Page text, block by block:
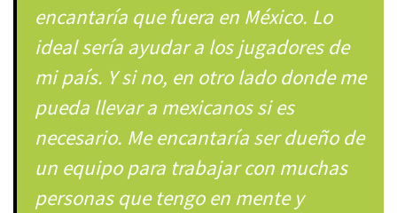
encantaría que fuera en México. Lo
ideal sería ayudar a los jugadores de
mi país. Y si no, en otro lado donde me
pueda llevar a mexicanos si es
necesario. Me encantaría ser dueño de
un equipo para trabajar con muchas
personas que tengo en mente y